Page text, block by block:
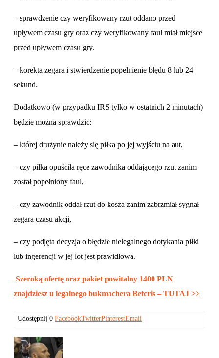
– sprawdzenie czy weryfikowany rzut oddano przed
upływem czasu gry oraz czy weryfikowany faul miał miejsce
przed upływem czasu gry.
– korekta zegara i stwierdzenie popełnienie błędu 8 lub 24
sekund.
Dodatkowo (w przypadku IRS tylko w ostatnich 2 minutach)
będzie można sprawdzić:
– której drużynie należy się piłka po jej wyjściu na aut,
– czy piłka opuściła ręce zawodnika oddającego rzut zanim
został popełniony faul,
– czy zawodnik oddał rzut do kosza zanim zabrzmiał sygnał
zegara czasu akcji,
– czy podjęta decyzja o błędzie nielegalnego dotykania piłki
lub ingerencji w jej lot jest prawidłowa.
Szeroką ofertę oraz pakiet powitalny 1400 PLN
znajdziesz u legalnego bukmachera Betcris – TUTAJ >>
Udostępnij 0 FacebookTwitterPinterestEmail